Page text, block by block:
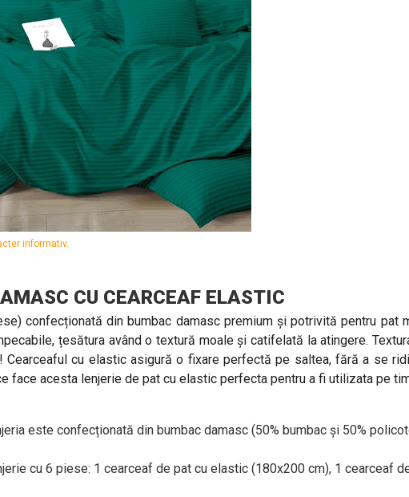
informativ.
CU CEARCEAF ELASTIC
confecționată din bumbac damasc premium și potrivită pentru pat
țesătura având o textură moale și catifelată la atingere.
Cearceaful cu elastic asigură o fixare perfectă pe saltea, fără a se
face acesta lenjerie de pat cu elastic perfecta pentru a fi utilizata pe
este confecționată din bumbac damasc (50% bumbac și 50%
cu 6 piese: 1 cearceaf de pat cu elastic (180x200 cm), 1 cearceaf